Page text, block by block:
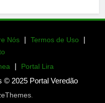
Nós | Termos de Uso |
| Portal Lira
© 2025 Portal Veredão
.